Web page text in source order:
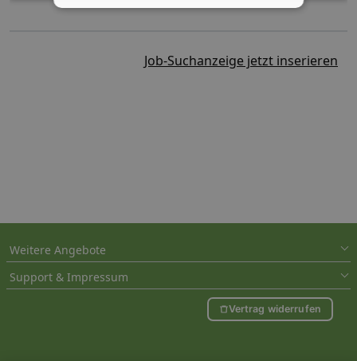
Job-Suchanzeige jetzt inserieren
Weitere Angebote
Support & Impressum
Vertrag widerrufen